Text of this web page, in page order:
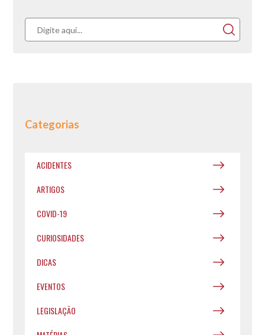
Categorias
ACIDENTES
ARTIGOS
COVID-19
CURIOSIDADES
DICAS
EVENTOS
LEGISLAÇÃO